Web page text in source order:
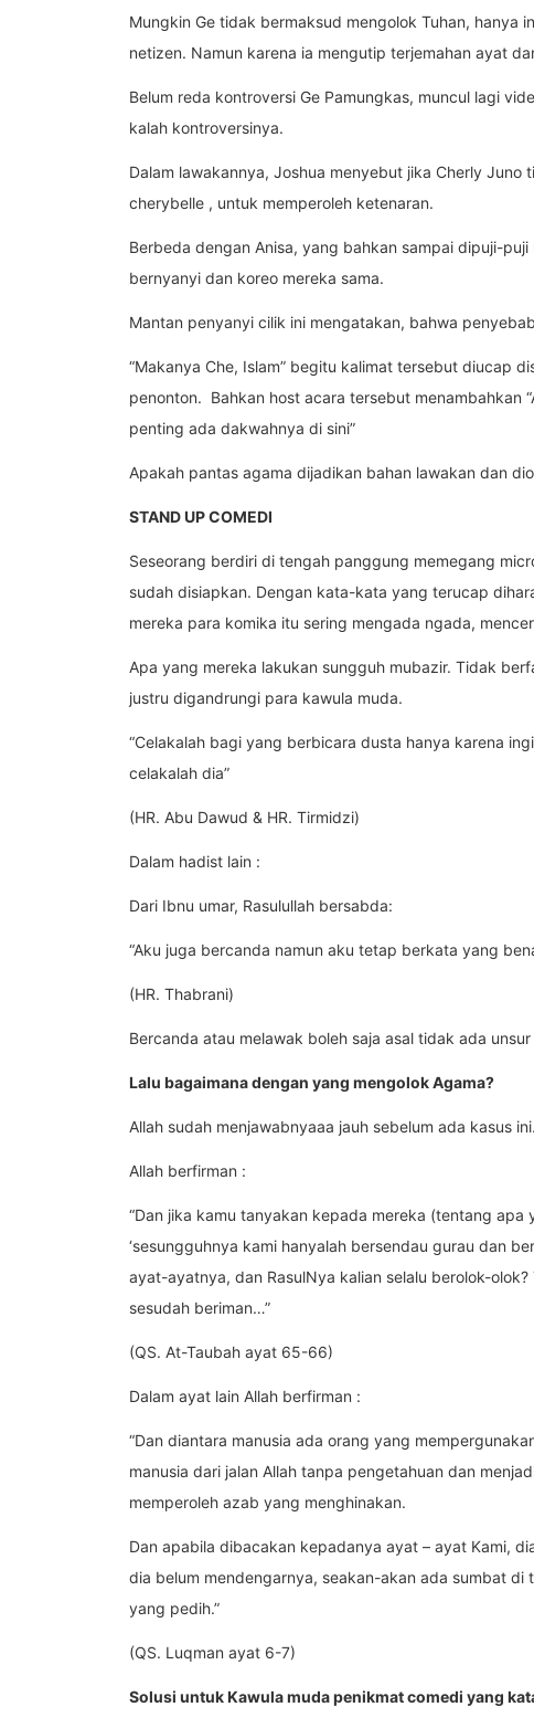
Mungkin Ge tidak bermaksud mengolok Tuhan, hanya
netizen. Namun karena ia mengutip terjemahan ayat
Belum reda kontroversi Ge Pamungkas, muncul lagi
kalah kontroversinya.
Dalam lawakannya, Joshua menyebut jika Cherly
cherybelle , untuk memperoleh ketenaran.
Berbeda dengan Anisa, yang bahkan sampai dipuji-
bernyanyi dan koreo mereka sama.
Mantan penyanyi cilik ini mengatakan, bahwa
“Makanya Che, Islam” begitu kalimat tersebut diucap
penonton. Bahkan host acara tersebut menambahkan
penting ada dakwahnya di sini”
Apakah pantas agama dijadikan bahan lawakan dan
STAND UP COMEDI
Seseorang berdiri di tengah panggung memegang
sudah disiapkan. Dengan kata-kata yang terucap
mereka para komika itu sering mengada ngada,
Apa yang mereka lakukan sungguh mubazir. Tidak
justru digandrungi para kawula muda.
“Celakalah bagi yang berbicara dusta hanya karena
celakalah dia”
(HR. Abu Dawud & HR. Tirmidzi)
Dalam hadist lain :
Dari Ibnu umar, Rasulullah bersabda:
“Aku juga bercanda namun aku tetap berkata yang
(HR. Thabrani)
Bercanda atau melawak boleh saja asal tidak ada
Lalu bagaimana dengan yang mengolok Agama?
Allah sudah menjawabnyaaa jauh sebelum ada kasus ini.
Allah berfirman :
“Dan jika kamu tanyakan kepada mereka (tentang
‘sesungguhnya kami hanyalah bersendau gurau dan
ayat-ayatnya, dan RasulNya kalian selalu berolok-
sesudah beriman…”
(QS. At-Taubah ayat 65-66)
Dalam ayat lain Allah berfirman :
“Dan diantara manusia ada orang yang
manusia dari jalan Allah tanpa pengetahuan dan
memperoleh azab yang menghinakan.
Dan apabila dibacakan kepadanya ayat – ayat Kami,
dia belum mendengarnya, seakan-akan ada sumbat
yang pedih.”
(QS. Luqman ayat 6-7)
Solusi untuk Kawula muda penikmat comedi yang